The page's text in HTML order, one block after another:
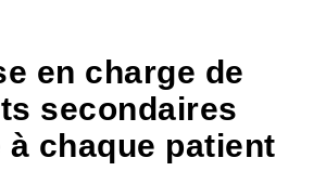
en charge de
secondaires
à chaque patient